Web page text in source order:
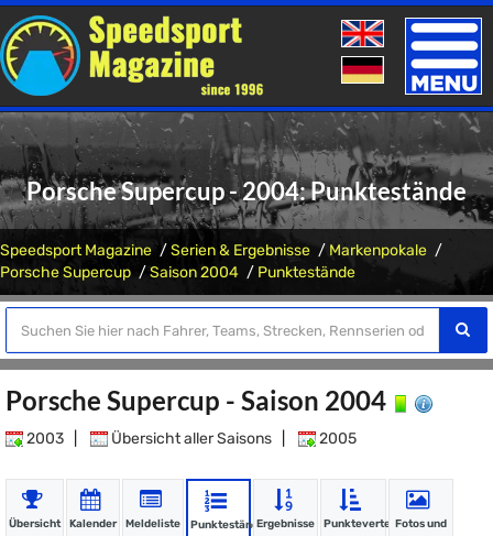
Toggle
Porsche Supercup - 2004: Punktestände
Speedsport Magazine Serien & Ergebnisse
Markenpokale
Porsche Supercup
Saison 2004 Punktestände
Porsche Supercup - Saison 2004
2003 Übersicht aller Saisons 2005
Übersicht Kalender Meldeliste PunkteständeErgebnisse PunkteverteilungFotos und